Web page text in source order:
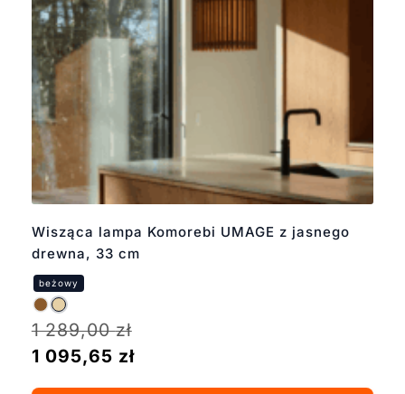
Wisząca lampa Komorebi UMAGE z jasnego
drewna, 33 cm
1 289,00zł
1 095,65 zł